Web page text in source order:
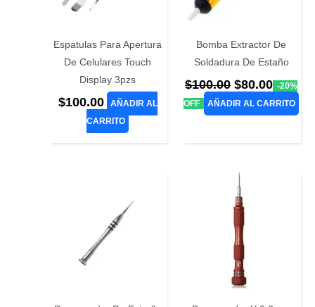
Espatulas Para Apertura
De Celulares Touch
Display 3pzs
$100.00
AÑADIR AL
CARRITO
Bomba Extractor De
Soldadura De Estaño
$100.00 El
precio
original
$80.00El
precio
actual
-20%
OFF
AÑADIR AL CARRITO